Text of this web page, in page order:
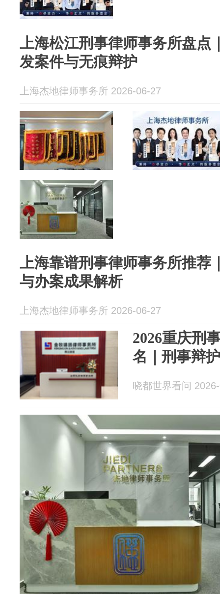
上海松江刑事律师事务所盘点
发案件与无痕辩护
上海杰地律师事务所 2026-06-27
上海靠谱刑事律师事务所推荐
与办案成果解析
上海杰地律师事务所 2026-06-27
2026重庆刑
名｜刑事辩
晓都世界看问